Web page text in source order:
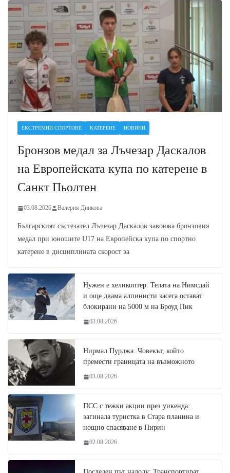
ЕКСТРЕМНИ СПОРТОВЕ КАТЕРЕНЕ НОВИНИ
Бронзов медал за Лъчезар Даскалов
на Европейската купа по катерене в
Санкт Пьолтен
03.08.2026 Валерия Динкова
Българският състезател Лъчезар Даскалов завоюва бронзовия
медал при юношите U17 на Европейска купа по спортно
катерене в дисциплината скорост за
Нужен е хеликоптер: Телата на Нимсдай
и още двама алпинисти засега остават
блокирани на 5000 м на Броуд Пик
03.08.2026
Нирмал Пурджа: Човекът, който
премести границата на възможното
03.08.2026
ПСС с тежки акции през уикенда:
загинала туристка в Стара планина и
нощно спасяване в Пирин
02.08.2026